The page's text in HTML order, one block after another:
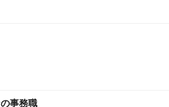
事務職